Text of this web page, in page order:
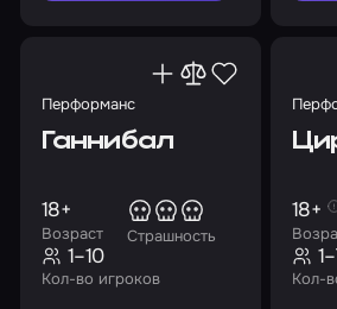
Перформанс
Ганнибал
Возраст
18+
Страшность
Кол-во игроков
1–10
18+
Кол-